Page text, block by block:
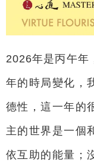
2026年是丙午年
年的時局變化，
德性，這一年的
主的世界是一個
依互助的能量；